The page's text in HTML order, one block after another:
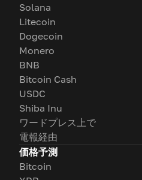
Solana
Litecoin
Dogecoin
Monero
BNB
Bitcoin Cash
USDC
Shiba Inu
ワードプレス上で
電報経由
価格予測
Bitcoin